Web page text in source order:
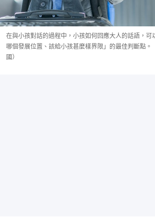
在與小孩對話的過程中，小孩如何回應大人的話語，可
哪個發展位置、該給小孩甚麼樣界限」的最佳判斷點
國）